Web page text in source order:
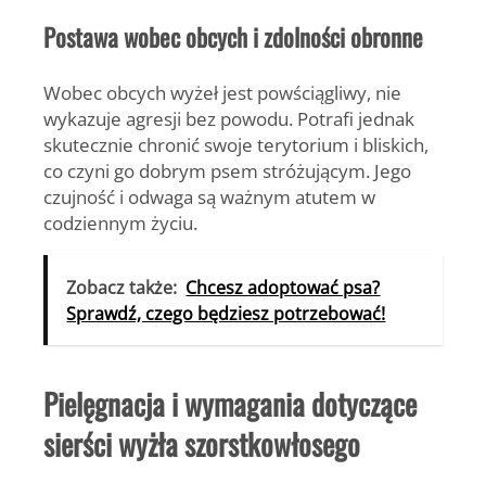
Postawa wobec obcych i zdolności obronne
Wobec obcych wyżeł jest powściągliwy, nie
wykazuje agresji bez powodu. Potrafi jednak
skutecznie chronić swoje terytorium i bliskich,
co czyni go dobrym psem stróżującym. Jego
czujność i odwaga są ważnym atutem w
codziennym życiu.
Zobacz także: Chcesz adoptować psa?
Sprawdź, czego będziesz potrzebować!
Pielęgnacja i wymagania dotyczące
sierści wyżła szorstkowłosego